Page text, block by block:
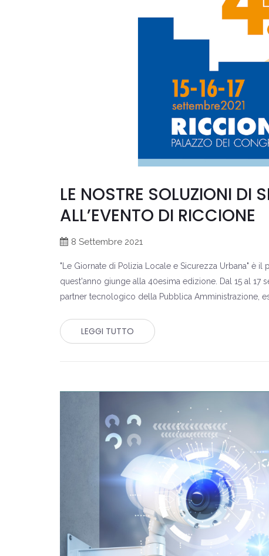
LE NOSTRE SOLUZIONI DI
ALL’EVENTO DI RICCIONE
8 Settembre 2021
"Le Giornate di Polizia Locale e Sicurezza Urbana" è
quest'anno giunge alla 40esima edizione. Dal 15 al 17
partner tecnologico della Pubblica Amministrazione,
LEGGI TUTTO